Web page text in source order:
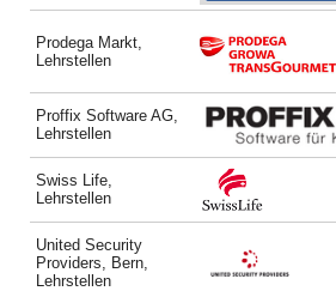
Prodega Markt,
Lehrstellen
Proffix Software AG,
Lehrstellen
Swiss Life,
Lehrstellen
United Security
Providers, Bern,
Lehrstellen